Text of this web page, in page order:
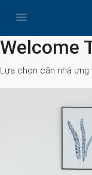
Welcome
Lựa chọn căn nhà ưng